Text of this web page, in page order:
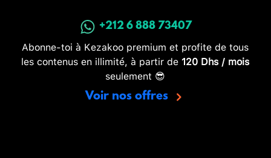
+212 6 888 73407
Abonne-toi à Kezakoo premium et profite de tous
les contenus en illimité, à partir de 120 Dhs / mois
seulement 😎
Voir nos offres